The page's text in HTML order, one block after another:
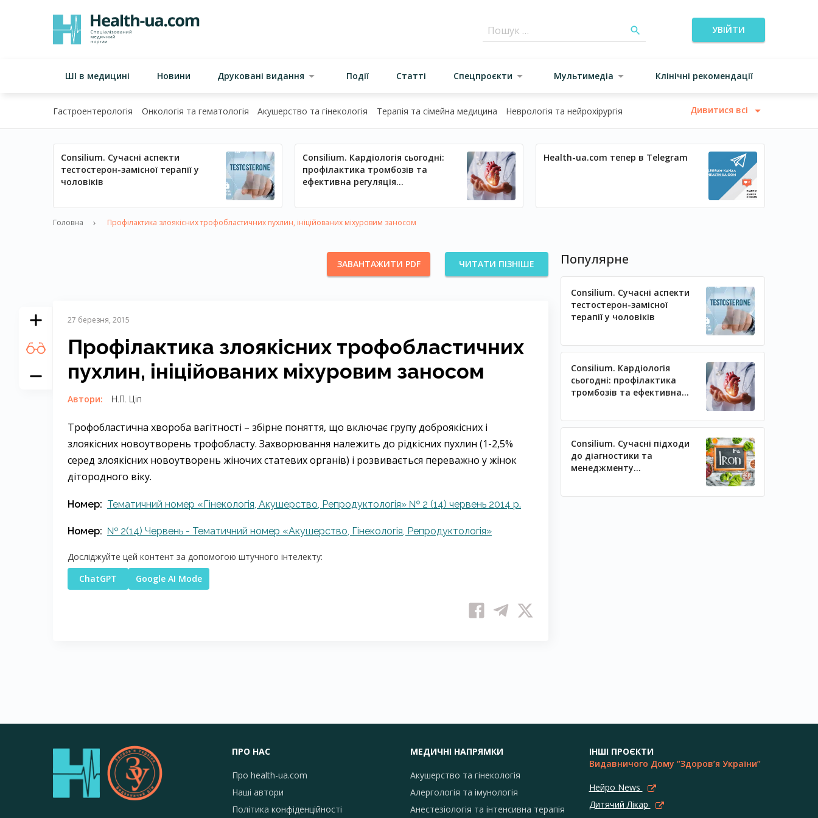
УВІЙТИ
ШІ в медицині Новини Друковані видання Події Статті Спецпроєкти Мультимедіа Клінічні рекомендації
Гастроентерологія Онкологія та гематологія Акушерство та гінекологія Терапія та сімейна медицина Неврологія та нейрохірургія Дивитися всі
Consilium. Сучасні аспекти
тестостерон-замісної терапії у
чоловіків
Consilium. Кардіологія сьогодні:
профілактика тромбозів та
ефективна регуляція
Health-ua.com тепер в Telegram
Головна Профілактика злоякісних трофобластичних пухлин, ініційованих міхуровим заносом
ЗАВАНТАЖИТИ PDF ЧИТАТИ ПІЗНІШЕ
27 березня, 2015
Профілактика злоякісних трофобластичних
пухлин, ініційованих міхуровим заносом
Автори: Н.П. Ціп
Трофобластична хвороба вагітності – збірне поняття, що включає групу доброякісних і
злоякісних новоутворень трофобласту. Захворювання належить до рідкісних пухлин (1-2,5%
серед злоякісних новоутворень жіночих статевих органів) і розвивається переважно у жінок
дітородного віку.
Номер: Тематичний номер «Гінекологія, Акушерство, Репродуктологія» № 2 (14) червень 2014 р.
Номер: № 2(14) Червень - Тематичний номер «Акушерство, Гінекологія, Репродуктологія»
Досліджуйте цей контент за допомогою штучного інтелекту:
ChatGPT
Google AI Mode
Популярне
Consilium. Сучасні аспекти
тестостерон-замісної
терапії у чоловіків
Consilium. Кардіологія
сьогодні: профілактика
тромбозів та ефективна
Consilium. Сучасні підходи
до діагностики та
менеджменту
ПРО НАС
Про health-ua.com
Наші автори
Політика конфіденційності
МЕДИЧНІ НАПРЯМКИ
Акушерство та гінекологія
Алергологія та імунологія
Анестезіологія та інтенсивна терапія
ІНШІ ПРОЄКТИ
Видавничого Дому “Здоров’я України”
Нейро News
Дитячий Лікар